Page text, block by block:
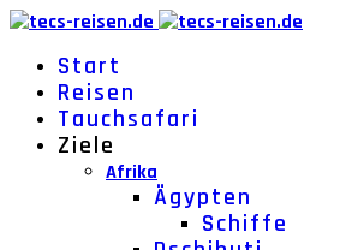
Start
Reisen
Tauchsafari
Ziele
Afrika
Ägypten
Schiffe